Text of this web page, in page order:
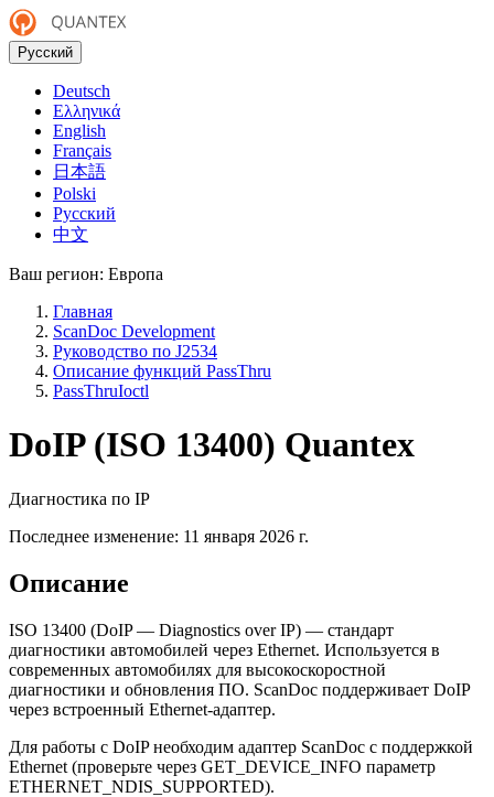
Русский
Deutsch
Ελληνικά
English
Français
日本語
Polski
Русский
中文
Ваш регион: Европа
Главная
ScanDoc Development
Руководство по J2534
Описание функций PassThru
PassThruIoctl
DoIP (ISO 13400) Quantex
Диагностика по IP
Последнее изменение: 11 января 2026 г.
Описание
ISO 13400 (DoIP — Diagnostics over IP) — стандарт
диагностики автомобилей через Ethernet. Используется в
современных автомобилях для высокоскоростной
диагностики и обновления ПО. ScanDoc поддерживает DoIP
через встроенный Ethernet-адаптер.
Для работы с DoIP необходим адаптер ScanDoc с поддержкой
Ethernet (проверьте через GET_DEVICE_INFO параметр
ETHERNET_NDIS_SUPPORTED).